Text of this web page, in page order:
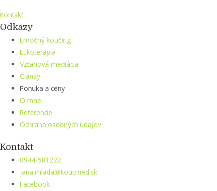
Kontakt
Odkazy
Emočný koučing
Etikoterapia
Vzťahová mediácia
Články
Ponuka a ceny
O mne
Referencie
Ochrana osobných údajov
Kontakt
0944-581222
jana.mlada@koucmed.sk
Facebook